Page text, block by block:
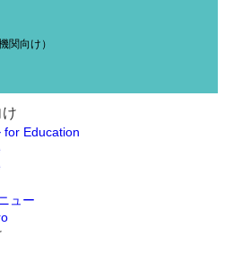
関向け）
for Education
ュー